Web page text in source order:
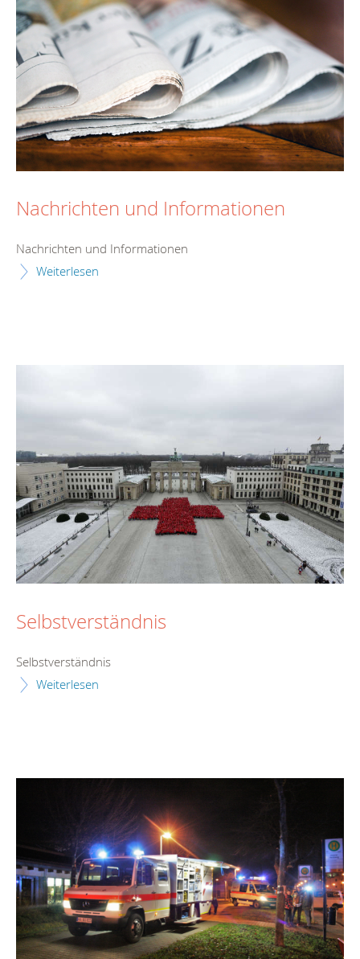
Nachrichten und Informationen
Nachrichten und Informationen
Weiterlesen
Selbstverständnis
Selbstverständnis
Weiterlesen